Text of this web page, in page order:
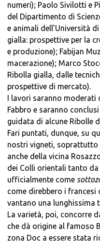
numeri); Paolo Sivilotti e
del Dipartimento di
e animali dell’Università
gialla: prospettive per la
e produzione); Fabijan
macerazione); Marco
Ribolla gialla, dalle
prospettive di mercato).
I lavori saranno moderati
Fabbro e saranno
guidata di alcune Ribolle
Fari puntati, dunque, su
nostri vigneti, soprattutto
anche della vicina
dei Colli orientali tanto
ufficialmente come
come direbbero i francesi
vantano una lunghissima
La varietà, poi, concorre
che dà origine al famoso
zona Doc a essere stata